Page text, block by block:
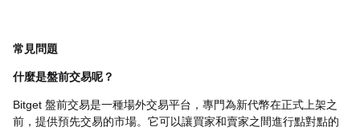
常見問題
什麼是盤前交易呢？
Bitget 盤前交易是一種場外交易平台，專門為新代幣在正式上架之
前，提供預先交易的市場。它可以讓買家和賣家之間進行點對點的